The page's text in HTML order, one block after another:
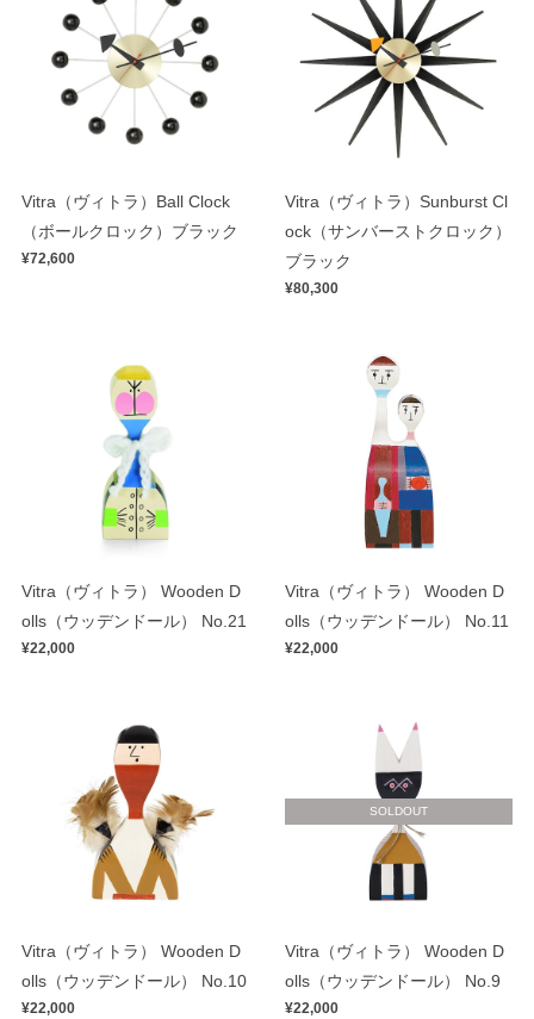
Vitra（ヴィトラ）Ball Clock
（ボールクロック）ブラック
¥72,600
Vitra（ヴィトラ）Sunburst Cl
ock（サンバーストクロック）
ブラック
¥80,300
Vitra（ヴィトラ） Wooden D
olls（ウッデンドール） No.21
¥22,000
Vitra（ヴィトラ） Wooden D
olls（ウッデンドール） No.11
¥22,000
Vitra（ヴィトラ） Wooden D
olls（ウッデンドール） No.10
¥22,000
SOLDOUT
Vitra（ヴィトラ） Wooden D
olls（ウッデンドール） No.9
¥22,000